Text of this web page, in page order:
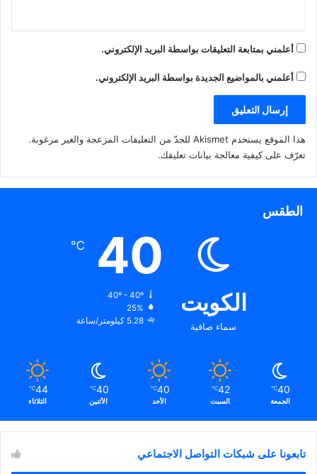
أعلمني بمتابعة التعليقات بواسطة البريد الإلكتروني.
أعلمني بالمواضيع الجديدة بواسطة البريد الإلكتروني.
هذا الموقع يستخدم Akismet للحدّ من التعليقات المزعجة والغير مرغوبة.
تعرّف على كيفية معالجة بيانات تعليقك.
الطقس
الكويت
سماء صافية
40
℃
40º - 40º
25%
5.28 كيلومتر/ساعة
40
℃
الجمعة
42
℃
السبت
40
℃
الأحد
40
℃
الأثنين
44
℃
الثلاثاء
تابعونا على شبكات التواصل الاجتماعي